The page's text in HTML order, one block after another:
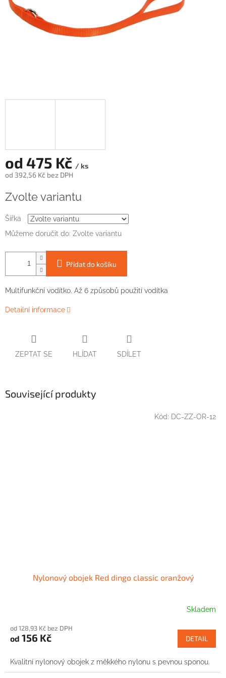
od 475 Kč / ks
od 392,56 Kč bez DPH
cena:
Zvolte variantu
Šířka
Můžeme doručit do: Zvolte variantu
Přidat do košíku
Multifunkční vodítko. Až 6 způsobů použití vodítka
Detailní informace
ZEPTAT SE HLÍDAT SDÍLET
Související produkty
Nylonový obojek Red dingo classic oranžový
Skladem
od 128,93 Kč bez DPH
od 156 Kč DETAIL
Kvalitní nylonový obojek z měkkého nylonu s pevnou sponou.
Kód: DC-ZZ-OR-12